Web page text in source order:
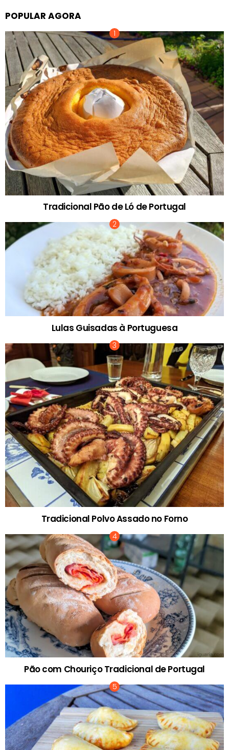
POPULAR AGORA
Tradicional Pão de Ló de Portugal
Lulas Guisadas à Portuguesa
Tradicional Polvo Assado no Forno
Pão com Chouriço Tradicional de Portugal